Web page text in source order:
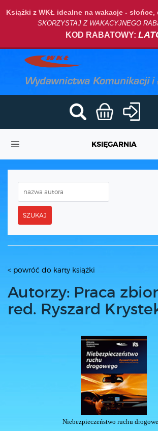
Książki z WKŁ idealne na wakacje -
SKORZYSTAJ Z WAKACYJNEGO
KOD RABATOWY:
KSIĘGARNIA
SZUKAJ
< powróć do karty książki
Autorzy: Praca
red. Ryszard
Niebezpieczeństwo ruchu